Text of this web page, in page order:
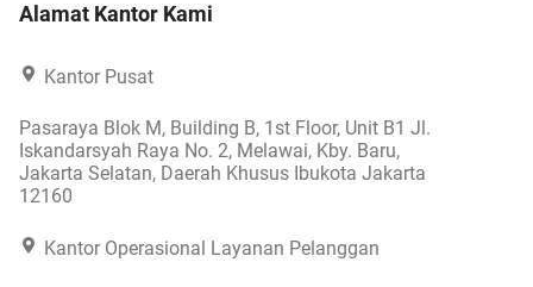
Alamat Kantor Kami
Kantor Pusat
Pasaraya Blok M, Building B, 1st Floor, Unit B1 Jl.
Iskandarsyah Raya No. 2, Melawai, Kby. Baru,
Jakarta Selatan, Daerah Khusus Ibukota Jakarta
12160
Kantor Operasional Layanan Pelanggan